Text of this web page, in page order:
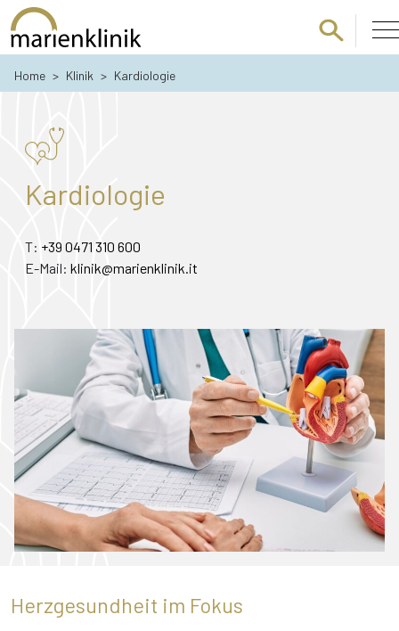
Zum Hauptinhalt springen
Home > Klinik > Kardiologie
Kardiologie
T: +39 0471 310 600
E-Mail: klinik@marienklinik.it
Herzgesundheit im Fokus